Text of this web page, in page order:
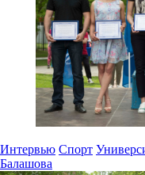
Интервью Спорт
Балашова